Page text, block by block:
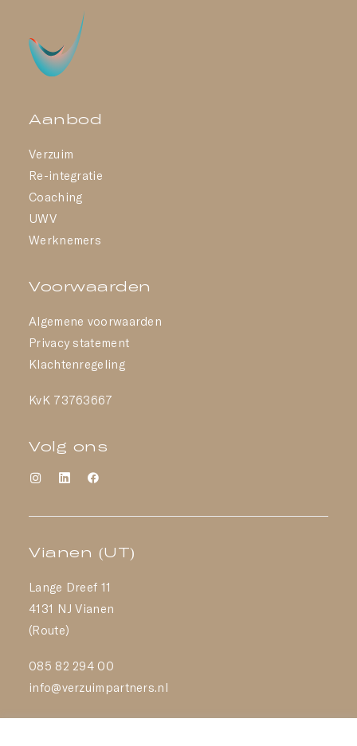
Aanbod
Verzuim
Re-integratie
Coaching
UWV
Werknemers
Voorwaarden
Algemene voorwaarden
Privacy statement
Klachtenregeling
KvK 73763667
Volg ons
Vianen (UT)
Lange Dreef 11
4131 NJ Vianen
(Route)
085 82 294 00
info@verzuimpartners.nl